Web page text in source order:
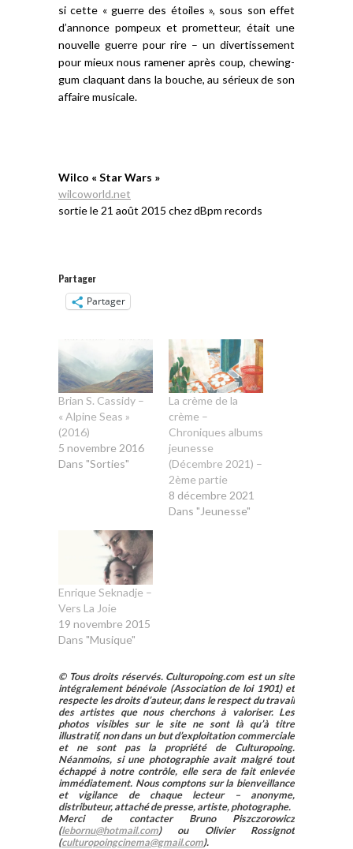
si cette « guerre des étoiles », sous son effet
d’annonce pompeux et prometteur, était une
nouvelle guerre pour rire – un divertissement
pour mieux nous ramener après coup, chewing-
gum claquant dans la bouche, au sérieux de son
affaire musicale.
Wilco « Star Wars »
wilcoworld.net
sortie le 21 août 2015 chez dBpm records
Partager
Partager
Brian S. Cassidy –
« Alpine Seas »
(2016)
5 novembre 2016
Dans "Sorties"
La crème de la
crème –
Chroniques albums
jeunesse
(Décembre 2021) –
2ème partie
8 décembre 2021
Dans "Jeunesse"
Enrique Seknadje –
Vers La Joie
19 novembre 2015
Dans "Musique"
© Tous droits réservés. Culturopoing.com est un site
intégralement bénévole (Association de loi 1901) et
respecte les droits d’auteur, dans le respect du travail
des artistes que nous cherchons à valoriser. Les
photos visibles sur le site ne sont là qu’à titre
illustratif, non dans un but d’exploitation commerciale
et ne sont pas la propriété de Culturopoing.
Néanmoins, si une photographie avait malgré tout
échappé à notre contrôle, elle sera de fait enlevée
immédiatement. Nous comptons sur la bienveillance
et vigilance de chaque lecteur – anonyme,
distributeur, attaché de presse, artiste, photographe.
Merci de contacter Bruno Piszczorowicz
(lebornu@hotmail.com) ou Olivier Rossignot
(culturopoingcinema@gmail.com).